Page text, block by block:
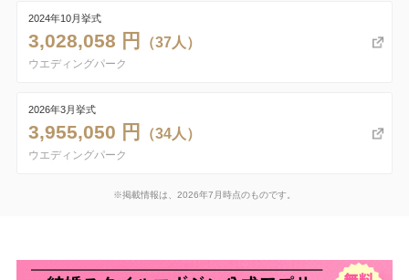
2024年10月挙式
3,028,058 円 （37人）
ウエディングパーク
2026年3月挙式
3,955,050 円 （34人）
ウエディングパーク
※掲載情報は、2026年7月時点のものです。